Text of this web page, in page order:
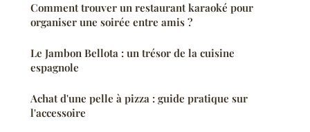
Comment trouver un restaurant karaoké pour
organiser une soirée entre amis ?
Le Jambon Bellota : un trésor de la cuisine
espagnole
Achat d'une pelle à pizza : guide pratique sur
l'accessoire